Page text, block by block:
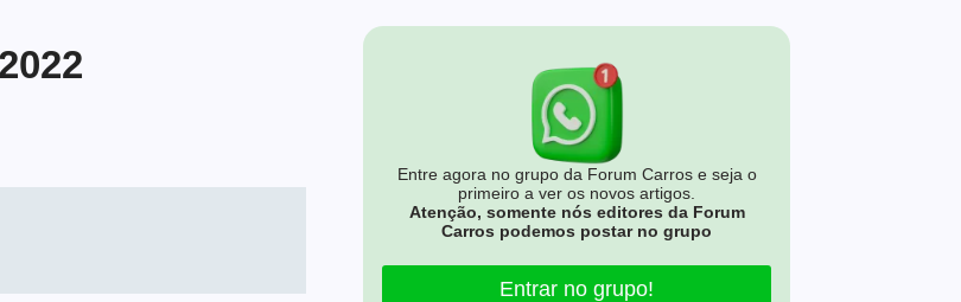
Entre agora no grupo da Forum Carros e seja o
primeiro a ver os novos artigos.
Atenção, somente nós editores da Forum
Carros podemos postar no grupo
Entrar no grupo!